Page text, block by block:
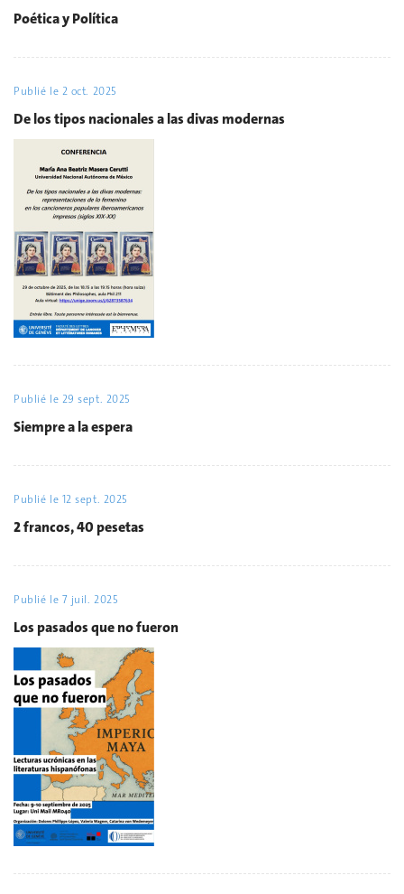
Poética y Política
Publié le 2 oct. 2025
De los tipos nacionales a las divas modernas
Publié le 29 sept. 2025
Siempre a la espera
Publié le 12 sept. 2025
2 francos, 40 pesetas
Publié le 7 juil. 2025
Los pasados que no fueron